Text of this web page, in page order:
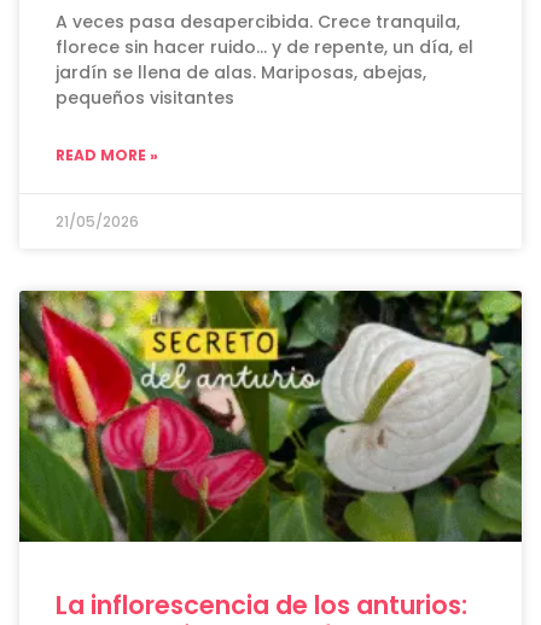
A veces pasa desapercibida. Crece tranquila,
florece sin hacer ruido… y de repente, un día, el
jardín se llena de alas. Mariposas, abejas,
pequeños visitantes
READ MORE »
21/05/2026
La inflorescencia de los anturios: